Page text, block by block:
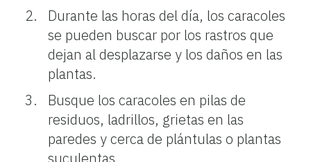
Durante las horas del día, los caracoles
se pueden buscar por los rastros que
dejan al desplazarse y los daños en las
plantas.
Busque los caracoles en pilas de
residuos, ladrillos, grietas en las
paredes y cerca de plántulas o plantas